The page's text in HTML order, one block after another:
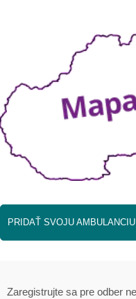
PRIDAŤ SVOJU
Zaregistrujte sa pre odber